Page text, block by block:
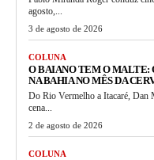
agosto,...
3 de agosto de 2026
COLUNA
O BAIANO TEM O MALTE:
NA BAHIA NO MÊS DA
Do Rio Vermelho a Itacaré, Dan
cena...
2 de agosto de 2026
COLUNA